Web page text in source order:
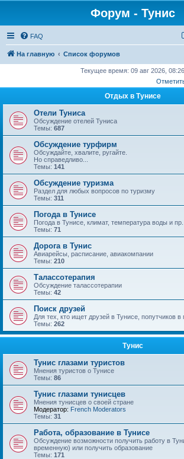
Форум - Тунис
FAQ
На главную Список форумов
Текущее время: 09 авг 2026, 08:26
Отдых в Тунисе
Отели Туниса
Обсуждение отелей Туниса
Темы: 687
Обсуждение турфирм
Обсуждайте, хвалите, ругайте.
Но справедливо...
Темы: 141
Обсуждение туризма
Раздел для любых вопросов по туризму
Темы: 311
Погода в Тунисе
Погода в Тунисе, климат, температура воды и пр.
Темы: 71
Дорога в Тунис
Авиарейсы, расписание, авиакомпании
Темы: 210
Талассотерапия
Обсуждение талассотерапии
Темы: 42
Поиск друзей
Для тех, кто ищет друзей в Тунисе, попутчиков в
Темы: 262
Тунис
Тунис глазами туристов
Мнения туристов о Тунисе
Темы: 86
Тунис глазами тунисцев
Мнения тунисцев о своей стране
Модератор: French Moderators
Темы: 31
Работа, образование в Тунисе
Обсуждение возможности получить работу в
временную) или получить образование
Темы: 171